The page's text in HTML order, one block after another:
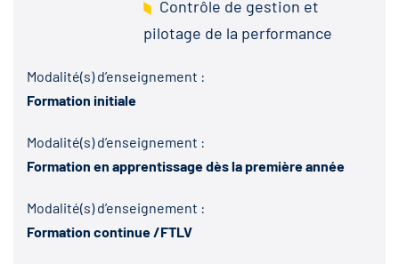
Contrôle de gestion et
pilotage de la performance
Modalité(s) d’enseignement :
Formation initiale
Modalité(s) d’enseignement :
Formation en apprentissage dès la première année
Modalité(s) d’enseignement :
Formation continue /FTLV